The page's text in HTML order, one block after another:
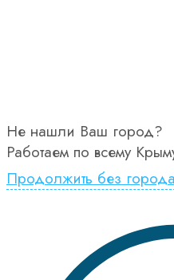
Не нашли Ваш город?
Работаем по всему
Продолжить без города